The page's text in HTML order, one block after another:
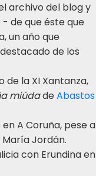
archivo del blog y
de que éste que
un año que
de los
de la XI Xantanza,
miúdade Abastos
A Coruña, pese a
Jordán.
con Erundina en